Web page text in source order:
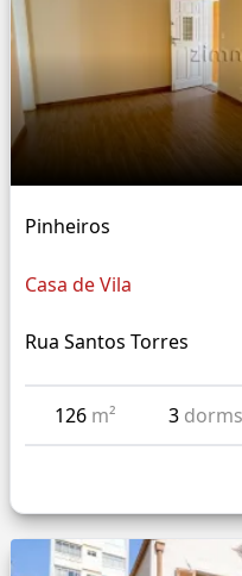
Pinheiros
Casa de Vila
Rua Santos Torres
126 m² 3 dorms